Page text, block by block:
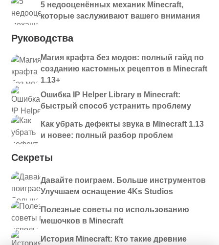
5 недооценённых механик Minecraft,
которые заслуживают вашего внимания
Руководства
Магия крафта без модов: полный гайд по
созданию кастомных рецептов в Minecraft
1.13+
Ошибка IP Helper Library в Minecraft:
быстрый способ устранить проблему
Как убрать дефекты звука в Minecraft 1.13
и новее: полный разбор проблем
Секреты
Давайте поиграем. Больше инструментов
Улучшаем оснащение 4Ks Studios
Полезные советы по использованию
мешочков в Minecraft
История Minecraft: Кто такие древние